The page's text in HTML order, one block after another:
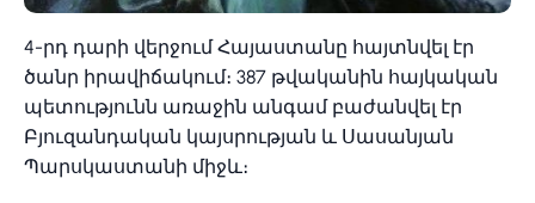
4-րդ դարի վերջում Հայաստանը հայտնվել էր
ծանր իրավիճակում։ 387 թվականին հայկական
պետությունն առաջին անգամ բաժանվել էր
Բյուզանդական կայսրության և Սասանյան
Պարսկաստանի միջև։